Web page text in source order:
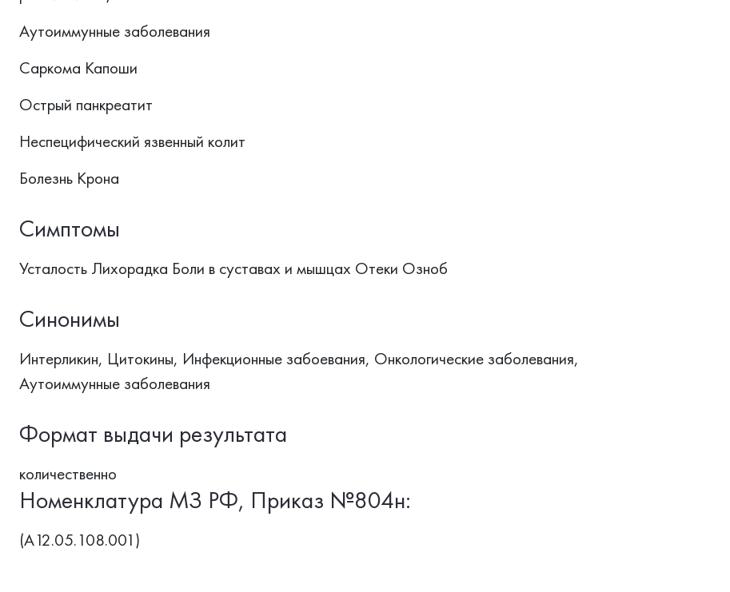
Аутоиммунные заболевания
Саркома Капоши
Острый панкреатит
Неспецифический язвенный колит
Болезнь Крона
Симптомы
Усталость Лихорадка Боли в суставах и мышцах Отеки Озноб
Синонимы
Интерликин, Цитокины, Инфекционные забоевания, Онкологические заболевания,
Аутоиммунные заболевания
Формат выдачи результата
количественно
Номенклатура МЗ РФ, Приказ №804н:
(A12.05.108.001)